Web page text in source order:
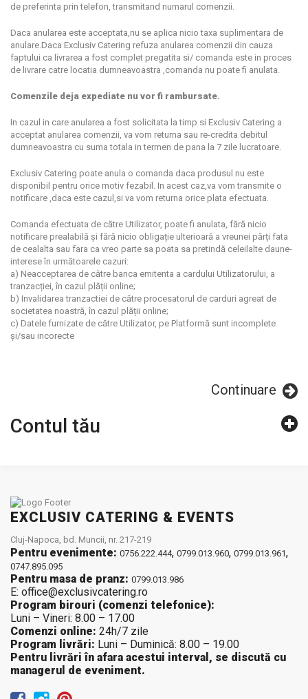
de preferinta prin telefon, transmitand numarul comenzii.
Daca anularea este acceptata,nu se aplica nicio taxa suplimentara de
anulare.Daca Exclusiv Catering refuza anularea comenzii din cauza
faptului ca livrarea a fost complet pregatita si/ comanda este in proces
de livrare catre locatia dumneavoastra ,comanda nu poate fi anulata.
Comenzile deja expediate nu vor fi rambursate.
In cazul in care anularea a fost solicitata la timp si Exclusiv Catering a
acceptat anularea comenzii, va vom returna sau re-credita debitul
dumneavoastra cu suma totala in termen de pana la 7 zile lucratoare.
Exclusiv Catering poate anula o comanda daca produsul nu este
disponibil pentru orice motiv fezabil. In acest caz,va vom transmite o
notificare ,daca este cazul,si va vom returna orice plata efectuata.
Comanda efectuata de către Utilizator, poate fi anulata, fără nicio
notificare prealabilă și fără nicio obligație ulterioară a vreunei părți fata
de cealalta sau fara ca vreo parte sa poata sa pretindă celeilalte daune-
interese în următoarele cazuri:
a) Neacceptarea de către banca emitenta a cardului Utilizatorului, a
tranzacției, în cazul plății online;
b) Invalidarea tranzactiei de către procesatorul de carduri agreat de
societatea noastră, în cazul plății online;
c) Datele furnizate de către Utilizator, pe Platformă sunt incomplete
și/sau incorecte
Continuare
Contul tău
EXCLUSIV CATERING & EVENTS
Cluj-Napoca, bd. Muncii, nr. 217-219
Pentru evenimente: 0756.222.444, 0799.013.960, 0799.013.961,
0747.895.095
Pentru masa de pranz: 0799.013.986
E: office@exclusivcatering.ro
Program birouri (comenzi telefonice):
Luni – Vineri: 8.00 – 17.00
Comenzi online: 24h/7 zile
Program livrări: Luni – Duminică: 8.00 – 19.00
Pentru livrări în afara acestui interval, se discută cu
managerul de eveniment.